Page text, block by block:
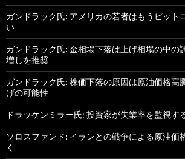
ガンドラック氏: アメリカの若者はもうビット
い
ガンドラック氏: 金相場下落は上げ相場の中の
増しを推奨
ガンドラック氏: 株価下落の原因は原油価格高
げの可能性
ドラッケンミラー氏: 投資家が失業率を監視す
ソロスファンド: イランとの戦争による原油価
く